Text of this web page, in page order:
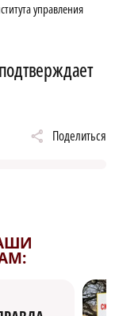
управления
Поделиться